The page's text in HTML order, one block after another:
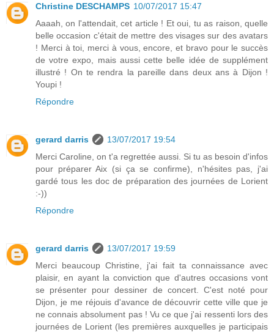
Christine DESCHAMPS 10/07/2017 15:47
Aaaah, on l'attendait, cet article ! Et oui, tu as raison, quelle
belle occasion c'était de mettre des visages sur des avatars
! Merci à toi, merci à vous, encore, et bravo pour le succès
de votre expo, mais aussi cette belle idée de supplément
illustré ! On te rendra la pareille dans deux ans à Dijon !
Youpi !
Répondre
gerard darris
13/07/2017 19:54
Merci Caroline, on t'a regrettée aussi. Si tu as besoin d'infos
pour préparer Aix (si ça se confirme), n'hésites pas, j'ai
gardé tous les doc de préparation des journées de Lorient
:-))
Répondre
gerard darris
13/07/2017 19:59
Merci beaucoup Christine, j'ai fait ta connaissance avec
plaisir, en ayant la conviction que d'autres occasions vont
se présenter pour dessiner de concert. C'est noté pour
Dijon, je me réjouis d'avance de découvrir cette ville que je
ne connais absolument pas ! Vu ce que j'ai ressenti lors des
journées de Lorient (les premières auxquelles je participais